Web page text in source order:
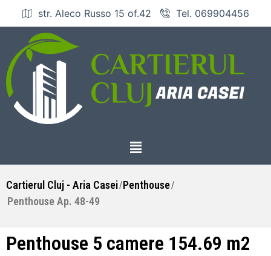
str. Aleco Russo 15 of.42 Tel. 069904456
Cartierul Cluj - Aria Casei/Penthouse/
Penthouse Ap. 48-49
Penthouse 5 camere 154.69 m2